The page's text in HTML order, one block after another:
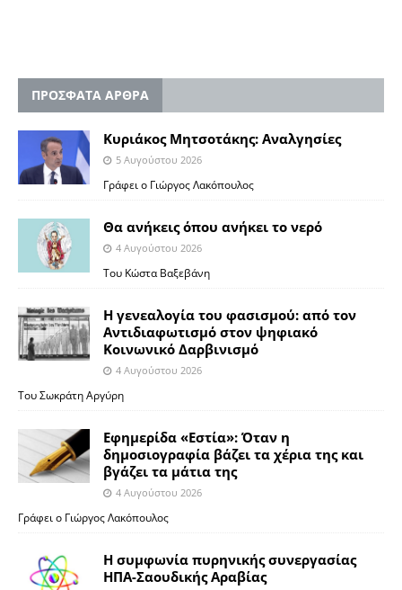
ΠΡΟΣΦΑΤΑ ΑΡΘΡΑ
Κυριάκος Μητσοτάκης: Αναλγησίες
5 Αυγούστου 2026
Γράφει ο Γιώργος Λακόπουλος
Θα ανήκεις όπου ανήκει το νερό
4 Αυγούστου 2026
Του Κώστα Βαξεβάνη
Η γενεαλογία του φασισμού: από τον
Αντιδιαφωτισμό στον ψηφιακό
Κοινωνικό Δαρβινισμό
4 Αυγούστου 2026
Του Σωκράτη Αργύρη
Εφημερίδα «Εστία»: Όταν η
δημοσιογραφία βάζει τα χέρια της και
βγάζει τα μάτια της
4 Αυγούστου 2026
Γράφει ο Γιώργος Λακόπουλος
Η συμφωνία πυρηνικής συνεργασίας
ΗΠΑ-Σαουδικής Αραβίας